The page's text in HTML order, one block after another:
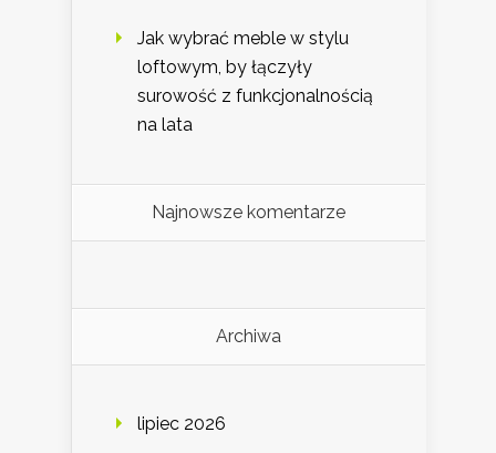
Jak wybrać meble w stylu
loftowym, by łączyły
surowość z funkcjonalnością
na lata
Najnowsze komentarze
Archiwa
lipiec 2026